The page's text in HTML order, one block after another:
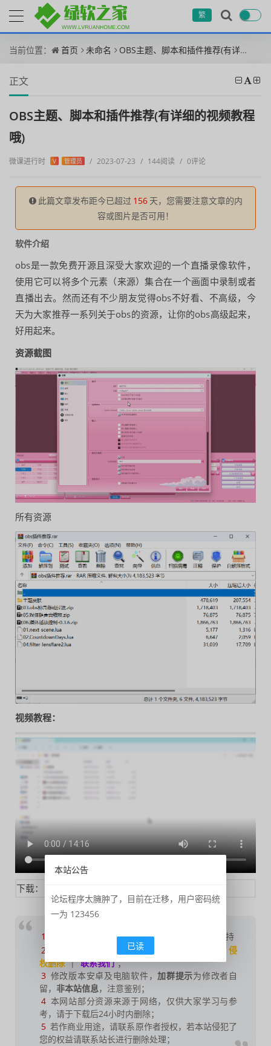
繁
当前位置： 首页 未命名 OBS主题、脚本和插件推荐(有详细的视频教程哦)
正文
OBS主题、脚本和插件推荐(有详细的视频教程
哦)
微课进行时 V 管理员 / 2023-07-23 / 144阅读 / 0评论
此篇文章发布距今已超过 156 天，您需要注意文章的内
容或图片是否可用！
软件介绍
obs是一款免费开源且深受大家欢迎的一个直播录像软件，
使用它可以将多个元素（来源）集合在一个画面中录制或者
直播出去。然而还有不少朋友觉得obs不好看、不高级，今
天为大家推荐一系列关于obs的资源，让你的obs高级起来，
好用起来。
资源截图
所有资源
视频教程：
下载：
1 如果您喜欢本站， 点击这儿
捐赠本站，感谢支持
2
使用帮助
侵
权删除 | 联系我们 ；
3 修改版本安卓及电脑软件，加群提示为修改者自
留， 非本站信息，注意鉴别；
4 本网站部分资源来源于网络，仅供大家学习与参
考，请于下载后24小时内删除；
5 若作商业用途，请联系原作者授权，若本站侵犯了
您的权益请联系站长进行删除处理；
本站公告
论坛程序太臃肿了，目前在迁移，用户密码统
一为 123456
已读